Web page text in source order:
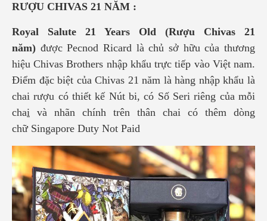
RƯỢU CHIVAS 21 NĂM :
Royal Salute 21 Years Old (Rượu Chivas 21
năm) được Pecnod Ricard là chủ sở hữu của thương
hiệu Chivas Brothers nhập khẩu trực tiếp vào Việt nam.
Điểm đặc biệt của Chivas 21 năm là hàng nhập khẩu là
chai rượu có thiết kế Nút bi, có Số Seri riêng của mỗi
chai và nhãn chính trên thân chai có thêm dòng
chữ Singapore Duty Not Paid